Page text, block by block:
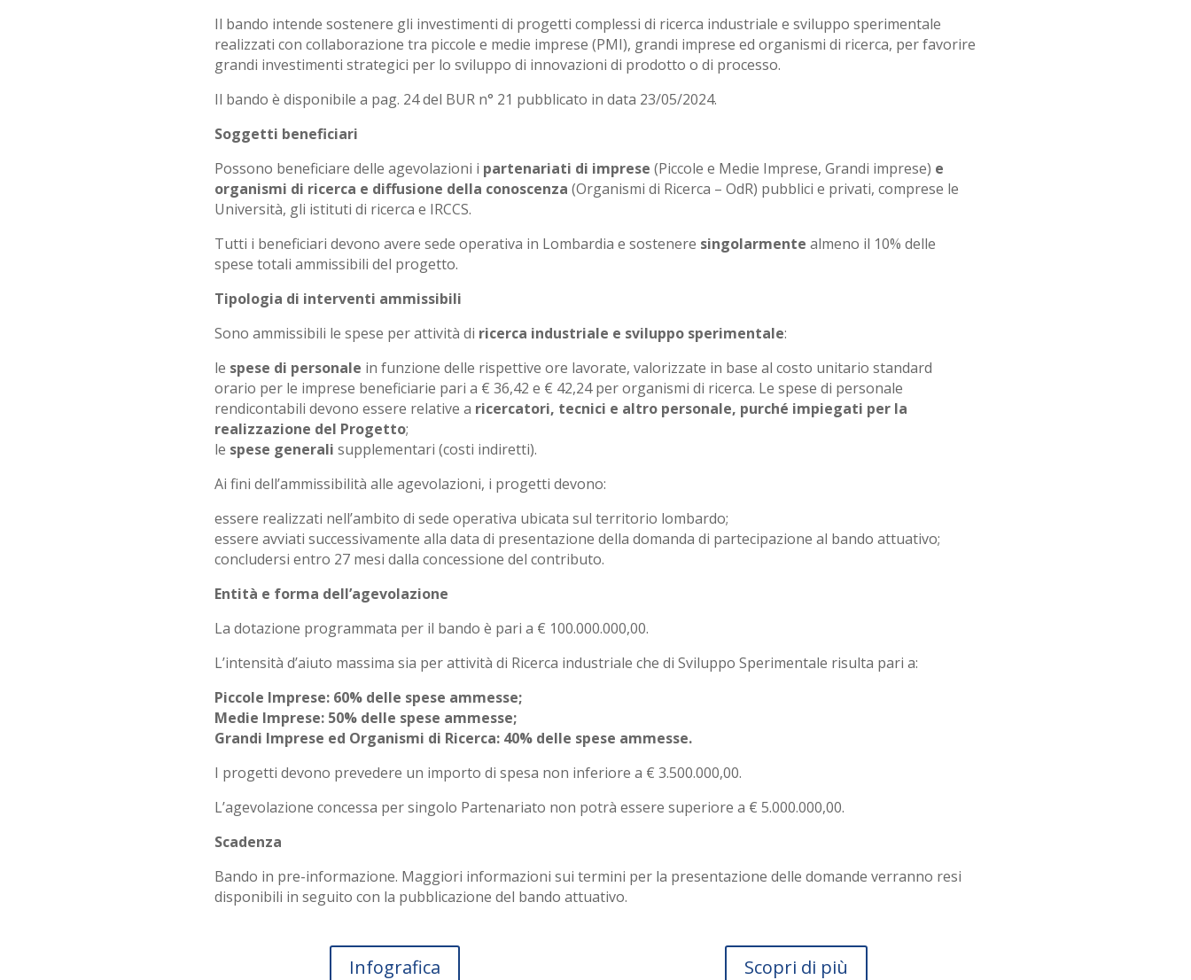
Il bando intende sostenere gli investimenti di progetti complessi di ricerca industriale e sviluppo sperimentale
realizzati con collaborazione tra piccole e medie imprese (PMI), grandi imprese ed organismi di ricerca, per favorire
grandi investimenti strategici per lo sviluppo di innovazioni di prodotto o di processo.
Il bando è disponibile a pag. 24 del BUR n° 21 pubblicato in data 23/05/2024.
Soggetti beneficiari
Possono beneficiare delle agevolazioni i partenariati di imprese (Piccole e Medie Imprese, Grandi imprese) e
organismi di ricerca e diffusione della conoscenza (Organismi di Ricerca – OdR) pubblici e privati, comprese le
Università, gli istituti di ricerca e IRCCS.
Tutti i beneficiari devono avere sede operativa in Lombardia e sostenere singolarmente almeno il 10% delle
spese totali ammissibili del progetto.
Tipologia di interventi ammissibili
Sono ammissibili le spese per attività di ricerca industriale e sviluppo sperimentale:
le spese di personale in funzione delle rispettive ore lavorate, valorizzate in base al costo unitario standard
orario per le imprese beneficiarie pari a € 36,42 e € 42,24 per organismi di ricerca. Le spese di personale
rendicontabili devono essere relative a ricercatori, tecnici e altro personale, purché impiegati per la
realizzazione del Progetto;
le spese generali supplementari (costi indiretti).
Ai fini dell’ammissibilità alle agevolazioni, i progetti devono:
essere realizzati nell’ambito di sede operativa ubicata sul territorio lombardo;
essere avviati successivamente alla data di presentazione della domanda di partecipazione al bando attuativo;
concludersi entro 27 mesi dalla concessione del contributo.
Entità e forma dell’agevolazione
La dotazione programmata per il bando è pari a € 100.000.000,00.
L’intensità d’aiuto massima sia per attività di Ricerca industriale che di Sviluppo Sperimentale risulta pari a:
Piccole Imprese: 60% delle spese ammesse;
Medie Imprese: 50% delle spese ammesse;
Grandi Imprese ed Organismi di Ricerca: 40% delle spese ammesse.
I progetti devono prevedere un importo di spesa non inferiore a € 3.500.000,00.
L’agevolazione concessa per singolo Partenariato non potrà essere superiore a € 5.000.000,00.
Scadenza
Bando in pre-informazione. Maggiori informazioni sui termini per la presentazione delle domande verranno resi
disponibili in seguito con la pubblicazione del bando attuativo.
Infografica Scopri di più